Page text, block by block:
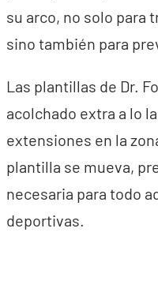
su arco, no solo para
sino también para
Las plantillas de Dr.
acolchado extra a lo
extensiones en la
plantilla se mueva,
necesaria para todo
deportivas.